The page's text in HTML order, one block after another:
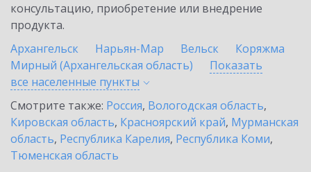
консультацию, приобретение или внедрение
продукта.
Архангельск
Нарьян-Мар Вельск
Коряжма
Мирный (Архангельская область)
Показать
все населенные пункты
Смотрите также: Россия, Вологодская область,
Кировская область, Красноярский край, Мурманская
область, Республика Карелия, Республика Коми,
Тюменская область